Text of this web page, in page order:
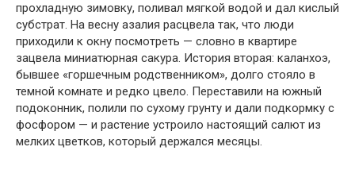
прохладную зимовку, поливал мягкой водой и дал кислый
субстрат. На весну азалия расцвела так, что люди
приходили к окну посмотреть — словно в квартире
зацвела миниатюрная сакура. История вторая: каланхоэ,
бывшее «горшечным родственником», долго стояло в
темной комнате и редко цвело. Переставили на южный
подоконник, полили по сухому грунту и дали подкормку с
фосфором — и растение устроило настоящий салют из
мелких цветков, который держался месяцы.